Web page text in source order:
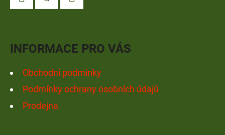
INFORMACE PRO VÁS
Obchodní podmínky
Podmínky ochrany osobních údajů
Prodejna